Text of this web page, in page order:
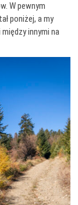
W pewnym
poniżej, a my
innymi na